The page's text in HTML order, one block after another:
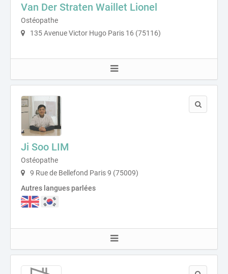
Van Der Straten Waillet Lionel
Ostéopathe
135 Avenue Victor Hugo Paris 16 (75116)
Ji Soo LIM
Ostéopathe
9 Rue de Bellefond Paris 9 (75009)
Autres langues parlées